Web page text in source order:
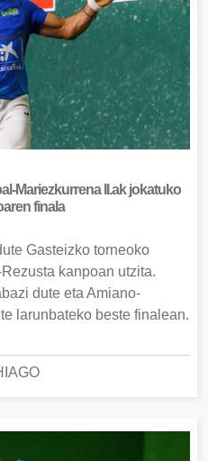
Mariezkurrena II.ak jokatuko
finala
Gasteizko torneoko
kanpoan utzita.
dute eta Amiano-
larunbateko beste finalean.